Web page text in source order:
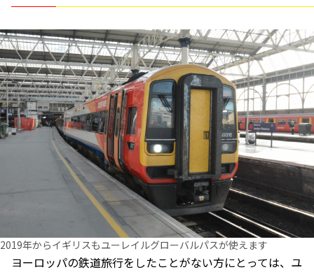
2019年からイギリスもユーレイルグローバルパスが使えます
ヨーロッパの鉄道旅行をしたことがない方にとっては、ユ